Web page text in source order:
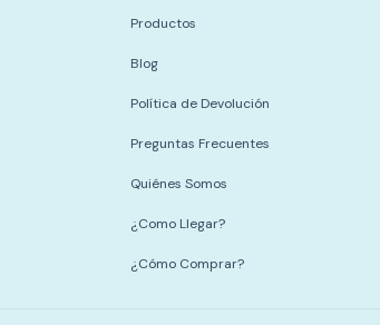
Productos
Blog
Política de Devolución
Preguntas Frecuentes
Quiénes Somos
¿Como Llegar?
¿Cómo Comprar?